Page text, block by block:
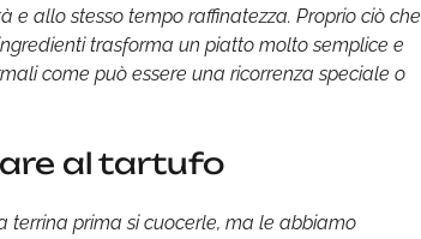
allo stesso tempo raffinatezza. Proprio ciò che
trasforma un piatto molto semplice e
come può essere una ricorrenza speciale o
al tartufo
prima si cuocerle, ma le abbiamo